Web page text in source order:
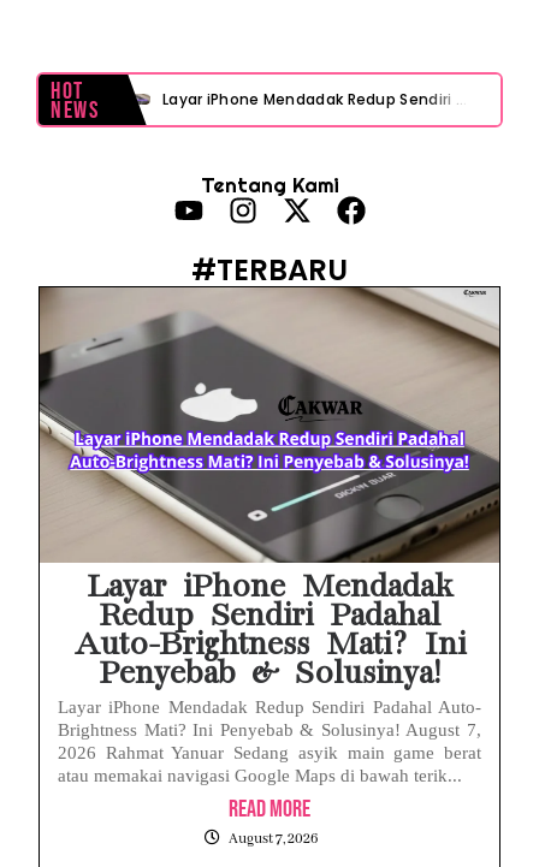
Hot
News Layar iPhone Mendadak Redup Sendiri Padahal Auto-Brightness Mati? Ini Penyebab & Solusinya!
Prabowo Sebut ‘Londo Ireng’, Ray Rangkuti Desak DPR Bersikap, Ini Ulasan Politiknya
MAKI Soroti Penahanan Eks Jampidsus Febrie Adriansyah Tanpa Rompi Pink
Babak Baru Kasus Febrie Adriansyah, Rencana Praperadilan Penyitaan Emas dan Uang Tunai Jadi Sorotan
Baterai Apple Watch Cepat Boros? Ini Penyebab dan Cara Mengatasinya
HP Huawei Cepat Panas? Ini Penyebab Utama dan Cara Mengatasinya
Tentang Kami
#TERBARU
Layar iPhone Mendadak
Redup Sendiri Padahal
Auto-Brightness Mati? Ini
Penyebab & Solusinya!
Layar iPhone Mendadak Redup Sendiri Padahal Auto-
Brightness Mati? Ini Penyebab & Solusinya! August 7,
2026 Rahmat Yanuar Sedang asyik main game berat
atau memakai navigasi Google Maps di bawah terik...
Read More
August 7, 2026